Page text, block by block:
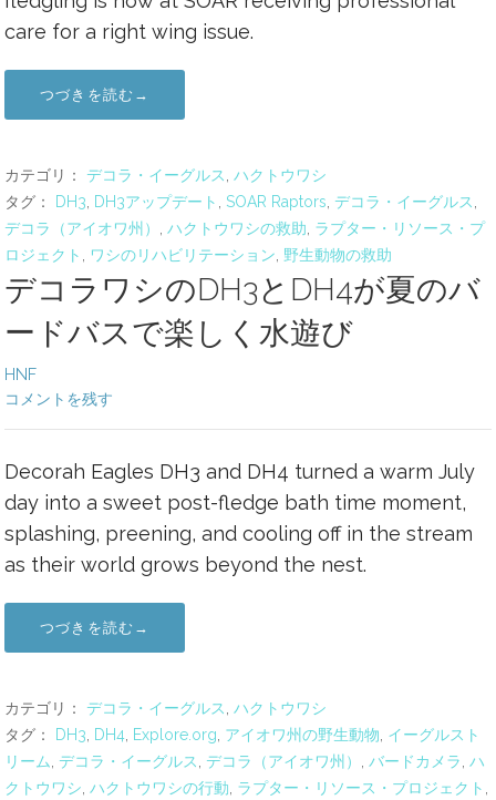
care for a right wing issue.
つづきを読む→
カテゴリ： デコラ・イーグルス ハクトウワシ
タグ：
DH3 DH3アップデート SOAR Raptors デコラ・イーグルス
デコラ（アイオワ州）
ハクトウワシの救助 ラプター・リソース・プ
ロジェクト
ワシのリハビリテーション 野生動物の救助
デコラワシのDH3とDH4が夏のバ
ードバスで楽しく水遊び
HNF
コメントを残す
Decorah Eagles DH3 and DH4 turned a warm July
day into a sweet post-fledge bath time moment,
splashing, preening, and cooling off in the stream
as their world grows beyond the nest.
つづきを読む→
カテゴリ： デコラ・イーグルス ハクトウワシ
タグ：
DH3 DH4 Explore.org アイオワ州の野生動物 イーグルスト
リーム デコラ・イーグルス デコラ（アイオワ州） バードカメラ ハ
クトウワシ ハクトウワシの行動 ラプター・リソース・プロジェクト